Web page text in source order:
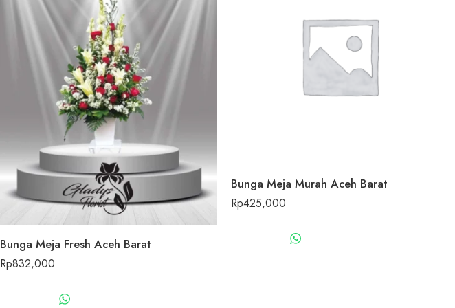
Bunga Meja Fresh Aceh Barat
Rp832,000
Bunga Meja Murah Aceh Barat
Rp425,000